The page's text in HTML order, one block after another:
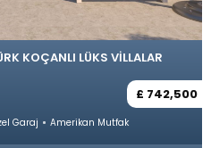
KOÇANLI LÜKS VILLALAR
£ 742,500
Garaj Amerikan Mutfak